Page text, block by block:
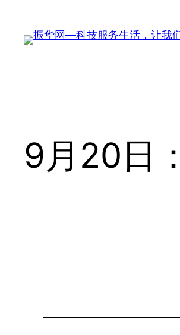
9月20日